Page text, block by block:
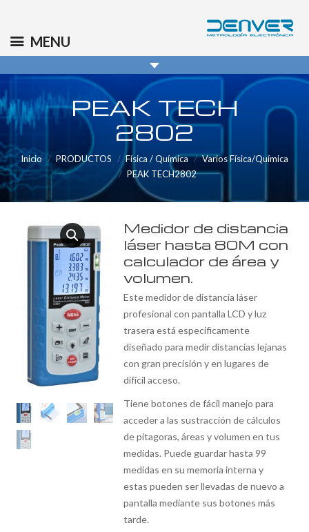
info@denver.es
PEAK TECH
2802
Inicio PRODUCTOS Física / Química
Varios Física/Química
PEAK TECH2802
Medidor de distancia
láser hasta 80M con
calculador de área y
volumen.
Este medidor de distancia láser
profesional con pantalla LCD y luz
trasera está especificamente
diseñado para medir distancias lejanas
con gran precisión y en lugares de
difícil acceso.
Tiene botones de fácil manejo para
acceder a las sustracción de cálculos
de pitagoras, áreas y volumen en tus
medidas. Puede guardar hasta 99
medidas en su memoria interna y
estas pueden ser llevadas de nuevo a
pantalla mediante sus botones más
tarde.
MENU